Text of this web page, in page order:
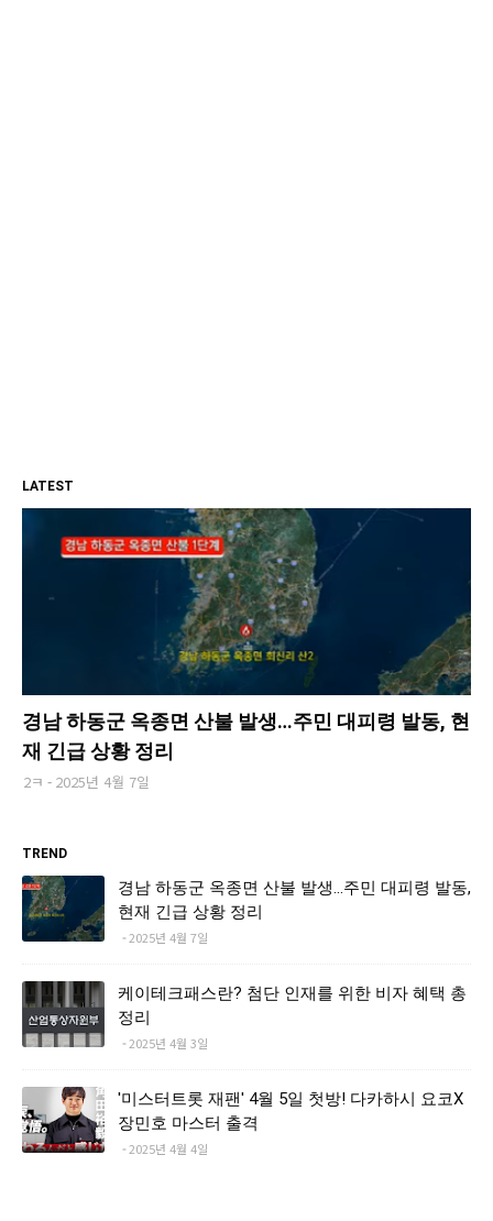
LATEST
경남 하동군 옥종면 산불 발생…주민 대피령 발동, 현
재 긴급 상황 정리
2ㅋ 2025년 4월 7일
TREND
경남 하동군 옥종면 산불 발생…주민 대피령 발동,
현재 긴급 상황 정리
2025년 4월 7일
케이테크패스란? 첨단 인재를 위한 비자 혜택 총
정리
2025년 4월 3일
'미스터트롯 재팬' 4월 5일 첫방! 다카하시 요코X
장민호 마스터 출격
2025년 4월 4일